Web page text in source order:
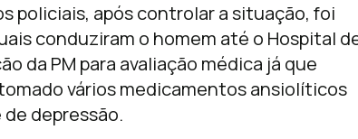
policiais, após controlar a situação, foi
conduziram o homem até o Hospital
da PM para avaliação médica já que
vários medicamentos ansiolíticos
depressão.